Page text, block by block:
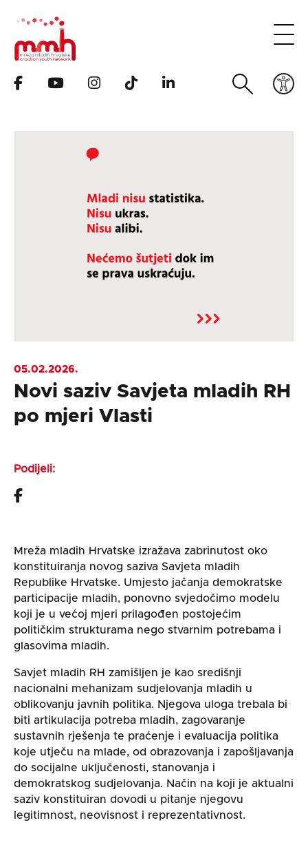
05.02.2026.
Novi saziv Savjeta mladih RH
po mjeri Vlasti
Podijeli:
Mreža mladih Hrvatske izražava zabrinutost oko
konstituiranja novog saziva Savjeta mladih
Republike Hrvatske. Umjesto jačanja demokratske
participacije mladih, ponovno svjedočimo modelu
koji je u većoj mjeri prilagođen postojećim
političkim strukturama nego stvarnim potrebama i
glasovima mladih.
Savjet mladih RH zamišljen je kao središnji
nacionalni mehanizam sudjelovanja mladih u
oblikovanju javnih politika. Njegova uloga trebala bi
biti artikulacija potreba mladih, zagovaranje
sustavnih rješenja te praćenje i evaluacija politika
koje utječu na mlade, od obrazovanja i zapošljavanja
do socijalne uključenosti, stanovanja i
demokratskog sudjelovanja. Način na koji je aktualni
saziv konstituiran dovodi u pitanje njegovu
legitimnost, neovisnost i reprezentativnost.